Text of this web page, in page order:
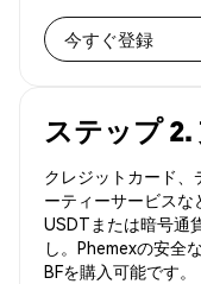
今すぐ登録
ステップ
クレジットカード
ーティーサービス
USDTまたは暗号通
し。Phemexの安全
BFを購入可能です。